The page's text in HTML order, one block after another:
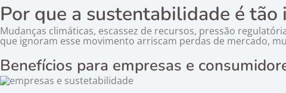
Por que a sustentabilidade é
Mudanças climáticas, escassez de recursos, pressão
que ignoram esse movimento arriscam perdas de mercado,
Benefícios para empresas e